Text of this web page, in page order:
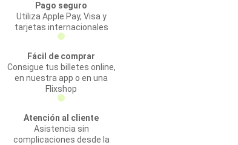
Pago seguro
Utiliza Apple Pay, Visa y
tarjetas internacionales
Fácil de comprar
Consigue tus billetes online,
en nuestra app o en una
Flixshop
Atención al cliente
Asistencia sin
complicaciones desde la